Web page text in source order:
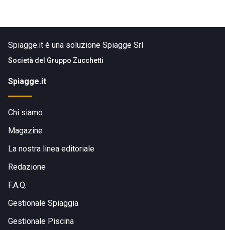
Spiagge.it è una soluzione Spiagge Srl
Società del Gruppo Zucchetti
Spiagge.it
Chi siamo
Magazine
La nostra linea editoriale
Redazione
F.A.Q.
Gestionale Spiaggia
Gestionale Piscina